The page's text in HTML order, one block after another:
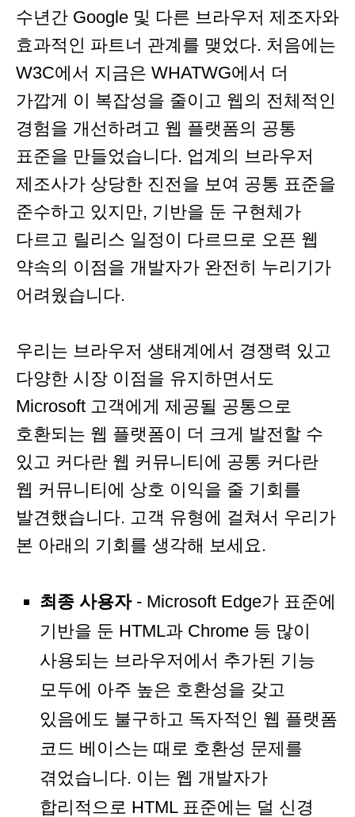
수년간 Google 및 다른 브라우저 제조자와
효과적인 파트너 관계를 맺었다. 처음에는
W3C에서 지금은 WHATWG에서 더
가깝게 이 복잡성을 줄이고 웹의 전체적인
경험을 개선하려고 웹 플랫폼의 공통
표준을 만들었습니다. 업계의 브라우저
제조사가 상당한 진전을 보여 공통 표준을
준수하고 있지만, 기반을 둔 구현체가
다르고 릴리스 일정이 다르므로 오픈 웹
약속의 이점을 개발자가 완전히 누리기가
어려웠습니다.
우리는 브라우저 생태계에서 경쟁력 있고
다양한 시장 이점을 유지하면서도
Microsoft 고객에게 제공될 공통으로
호환되는 웹 플랫폼이 더 크게 발전할 수
있고 커다란 웹 커뮤니티에 공통 커다란
웹 커뮤니티에 상호 이익을 줄 기회를
발견했습니다. 고객 유형에 걸쳐서 우리가
본 아래의 기회를 생각해 보세요.
최종 사용자- Microsoft Edge가 표준에
기반을 둔 HTML과 Chrome 등 많이
사용되는 브라우저에서 추가된 기능
모두에 아주 높은 호환성을 갖고
있음에도 불구하고 독자적인 웹 플랫폼
코드 베이스는 때로 호환성 문제를
겪었습니다. 이는 웹 개발자가
합리적으로 HTML 표준에는 덜 신경